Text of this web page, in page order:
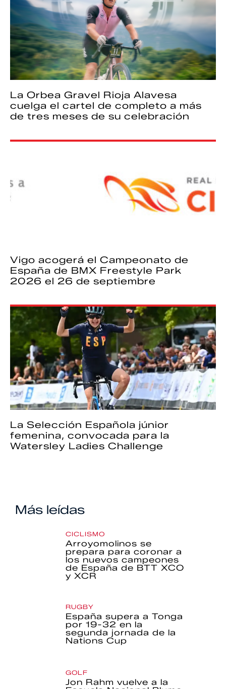
La Orbea Gravel Rioja Alavesa
cuelga el cartel de completo a más
de tres meses de su celebración
Vigo acogerá el Campeonato de
España de BMX Freestyle Park
2026 el 26 de septiembre
La Selección Española júnior
femenina, convocada para la
Watersley Ladies Challenge
Más leídas
CICLISMO
Arroyomolinos se
prepara para coronar a
los nuevos campeones
de España de BTT XCO
y XCR
RUGBY
España supera a Tonga
por 19-32 en la
segunda jornada de la
Nations Cup
GOLF
Jon Rahm vuelve a la